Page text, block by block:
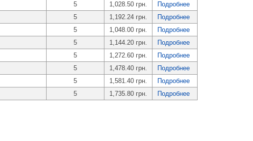
5 1,028.50 грн.
Подробнее
5 1,192.24 грн.
Подробнее
5 1,048.00 грн.
Подробнее
5 1,144.20 грн.
Подробнее
5 1,272.60 грн.
Подробнее
5 1,478.40 грн.
Подробнее
5 1,581.40 грн.
Подробнее
5 1,735.80 грн. Подробнее